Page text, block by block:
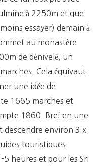
à 2250m et que
essayer) demain à
au monastère
de dénivelé, un
Cela équivaut
une idée de
1665 marches et
1860. Bref en une
descendre environ 3 x
touristiques
heures et pour les Sri